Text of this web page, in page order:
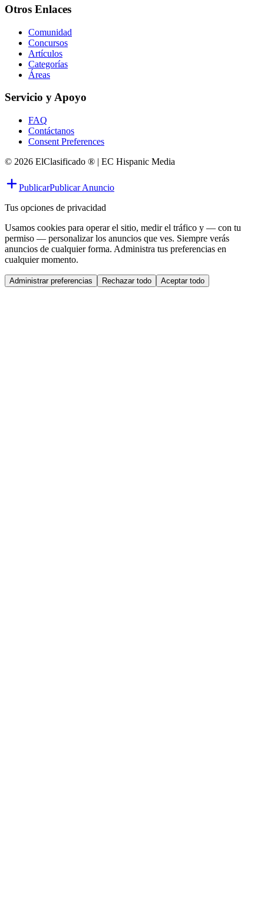
Otros Enlaces
Comunidad
Concursos
Artículos
Categorías
Áreas
Servicio y Apoyo
FAQ
Contáctanos
Consent Preferences
© 2026 ElClasificado ® | EC Hispanic Media
PublicarPublicar Anuncio
Tus opciones de privacidad
Usamos cookies para operar el sitio, medir el tráfico y — con tu
permiso — personalizar los anuncios que ves. Siempre verás
anuncios de cualquier forma. Administra tus preferencias en
cualquier momento.
Administrar preferencias Rechazar todo Aceptar todo